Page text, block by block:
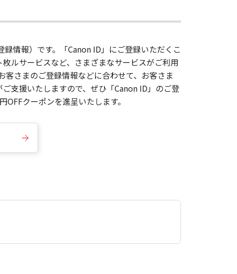
情報）です。「Canon ID」にご登録いただくこ
ルサービスなど、さまざまなサービスがご利用
さまのご登録情報などに合わせて、お客さま
支援いたしますので、ぜひ「Canon ID」のご登
クーポンを進呈いたします。